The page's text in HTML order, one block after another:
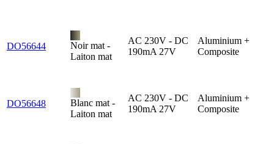
DO56644
Noir mat -
Laiton mat
AC 230V - DC
190mA 27V
Aluminium +
Composite
DO56648
Blanc mat -
Laiton mat
AC 230V - DC
190mA 27V
Aluminium +
Composite